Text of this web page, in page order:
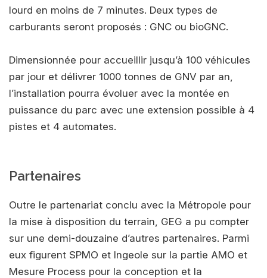
lourd en moins de 7 minutes. Deux types de
carburants seront proposés : GNC ou bioGNC.
Dimensionnée pour accueillir jusqu’à 100 véhicules
par jour et délivrer 1000 tonnes de GNV par an,
l’installation pourra évoluer avec la montée en
puissance du parc avec une extension possible à 4
pistes et 4 automates.
Partenaires
Outre le partenariat conclu avec la Métropole pour
la mise à disposition du terrain, GEG a pu compter
sur une demi-douzaine d’autres partenaires. Parmi
eux figurent SPMO et Ingeole sur la partie AMO et
Mesure Process pour la conception et la